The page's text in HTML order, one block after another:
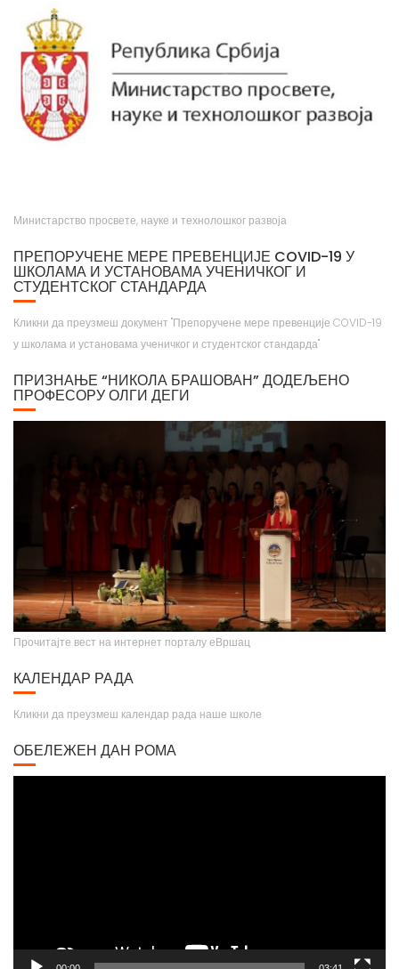
Министарство просвете, науке и технолошког развоја
ПРЕПОРУЧЕНЕ МЕРЕ ПРЕВЕНЦИЈЕ COVID-19 У
ШКОЛАМА И УСТАНОВАМА УЧЕНИЧКОГ И
СТУДЕНТСКОГ СТАНДАРДА
Кликни да преузмеш документ "Препоручене мере превенције COVID-19
у школама и установама ученичког и студентског стандарда"
ПРИЗНАЊЕ “НИКОЛА БРАШОВАН” ДОДЕЉЕНО
ПРОФЕСОРУ ОЛГИ ДЕГИ
Прочитајте вест на интернет порталу еВршац
КАЛЕНДАР РАДА
Кликни да преузмеш календар рада наше школе
ОБЕЛЕЖЕН ДАН РОМА